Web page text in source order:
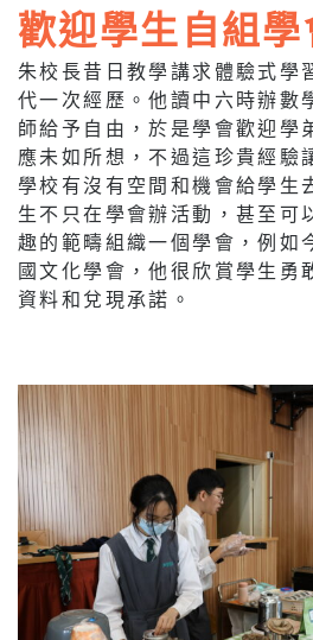
歡迎學生自組學
朱校長昔日教學講求體驗式學
代一次經歷。他讀中六時辦數
師給予自由，於是學會歡迎學
應未如所想，不過這珍貴經驗
學校有沒有空間和機會給學生
生不只在學會辦活動，甚至可
趣的範疇組織一個學會，例如
國文化學會，他很欣賞學生勇
資料和兌現承諾。